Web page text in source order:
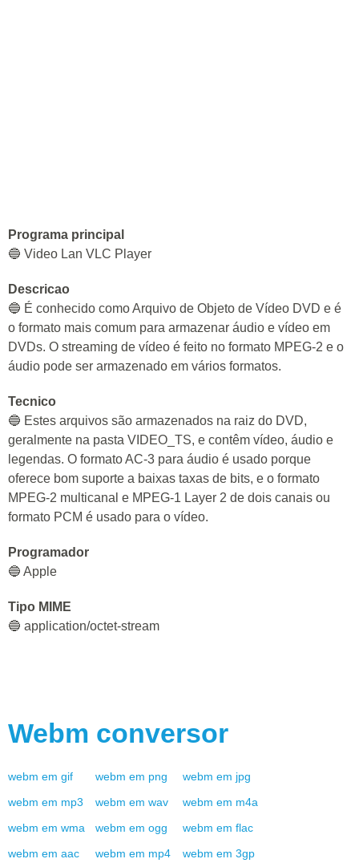
Programa principal
🔵 Video Lan VLC Player
Descricao
🔵 É conhecido como Arquivo de Objeto de Vídeo DVD e é
o formato mais comum para armazenar áudio e vídeo em
DVDs. O streaming de vídeo é feito no formato MPEG-2 e o
áudio pode ser armazenado em vários formatos.
Tecnico
🔵 Estes arquivos são armazenados na raiz do DVD,
geralmente na pasta VIDEO_TS, e contêm vídeo, áudio e
legendas. O formato AC-3 para áudio é usado porque
oferece bom suporte a baixas taxas de bits, e o formato
MPEG-2 multicanal e MPEG-1 Layer 2 de dois canais ou
formato PCM é usado para o vídeo.
Programador
🔵 Apple
Tipo MIME
🔵 application/octet-stream
Webm conversor
webm em gif webm em png webm em jpg
webm em mp3 webm em wav webm em m4a
webm em wma webm em ogg webm em flac
webm em aac webm em mp4 webm em 3gp